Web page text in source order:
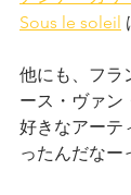
Sous le soleil
他にも、フラ
ース・ヴァン
好きなアーテ
ったんだなー